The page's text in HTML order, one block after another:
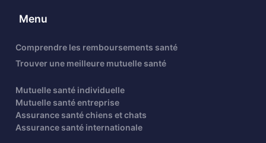
Menu
Comprendre les remboursements santé
Trouver une meilleure mutuelle santé
Mutuelle santé individuelle
Mutuelle santé entreprise
Assurance santé chiens et chats
Assurance santé internationale